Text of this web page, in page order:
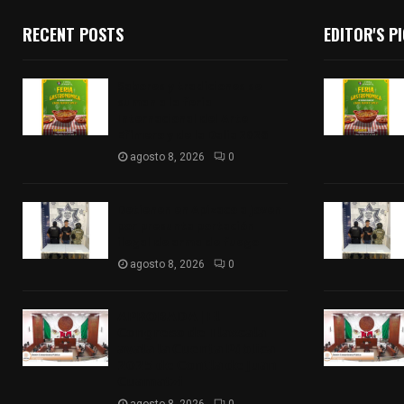
RECENT POSTS
agosto 8, 2026 0
agosto 8, 2026 0
EDITOR'S